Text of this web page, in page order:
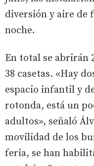
diversión y aire de
noche.
En total se abrirán
38 casetas. «Hay
espacio infantil y
rotonda, está un
adultos», señaló
movilidad de los
feria, se han